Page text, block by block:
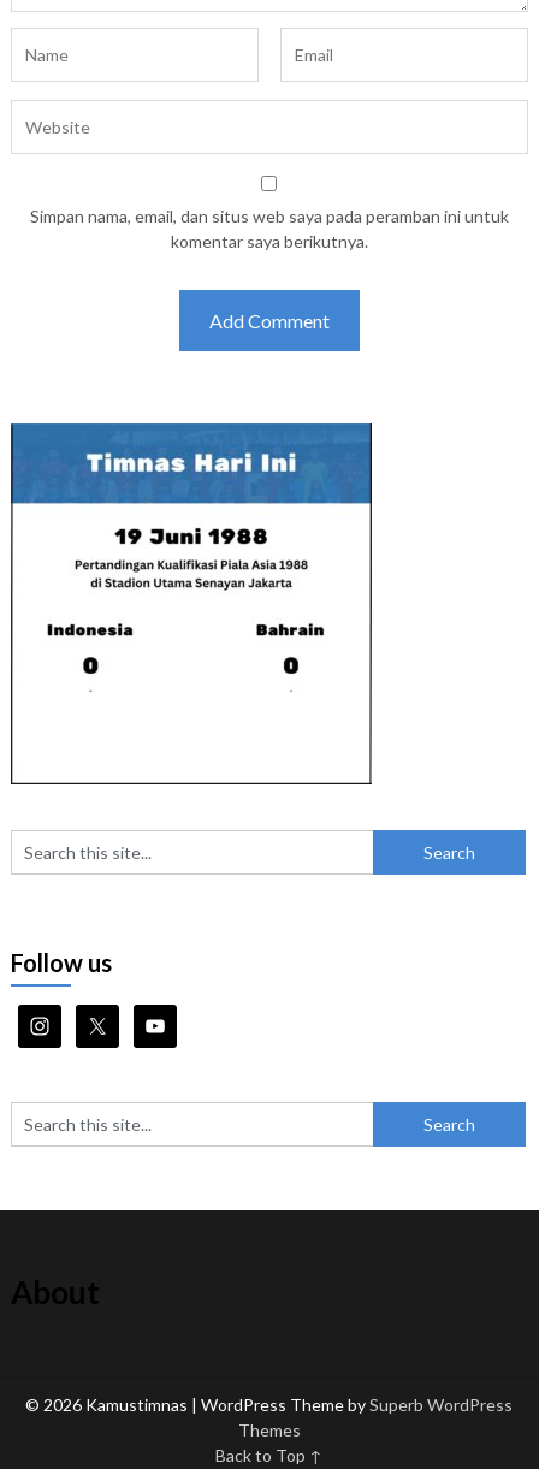
Simpan nama, email, dan situs web saya pada peramban ini untuk
komentar saya berikutnya.
Follow us
About
© 2026 Kamustimnas | WordPress Theme bySuperb WordPress
Themes
Back to Top ↑